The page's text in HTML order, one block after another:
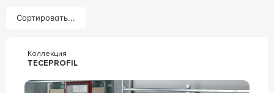
Сортировать...
Коллекция
TECEPROFIL